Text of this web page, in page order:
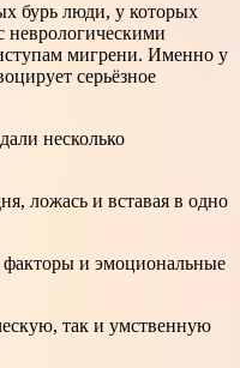
бурь люди, у которых
неврологическими
мигрени. Именно у
серьёзное
несколько
ложась и вставая в одно
и эмоциональные
так и умственную